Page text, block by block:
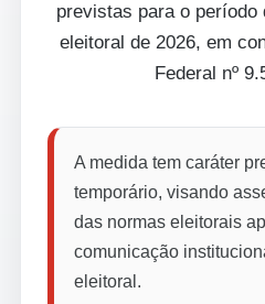
previstas para o período
eleitoral de 2026, em
Federal nº
A medida tem caráter
temporário, visando
das normas eleitorais
comunicação
eleitoral.